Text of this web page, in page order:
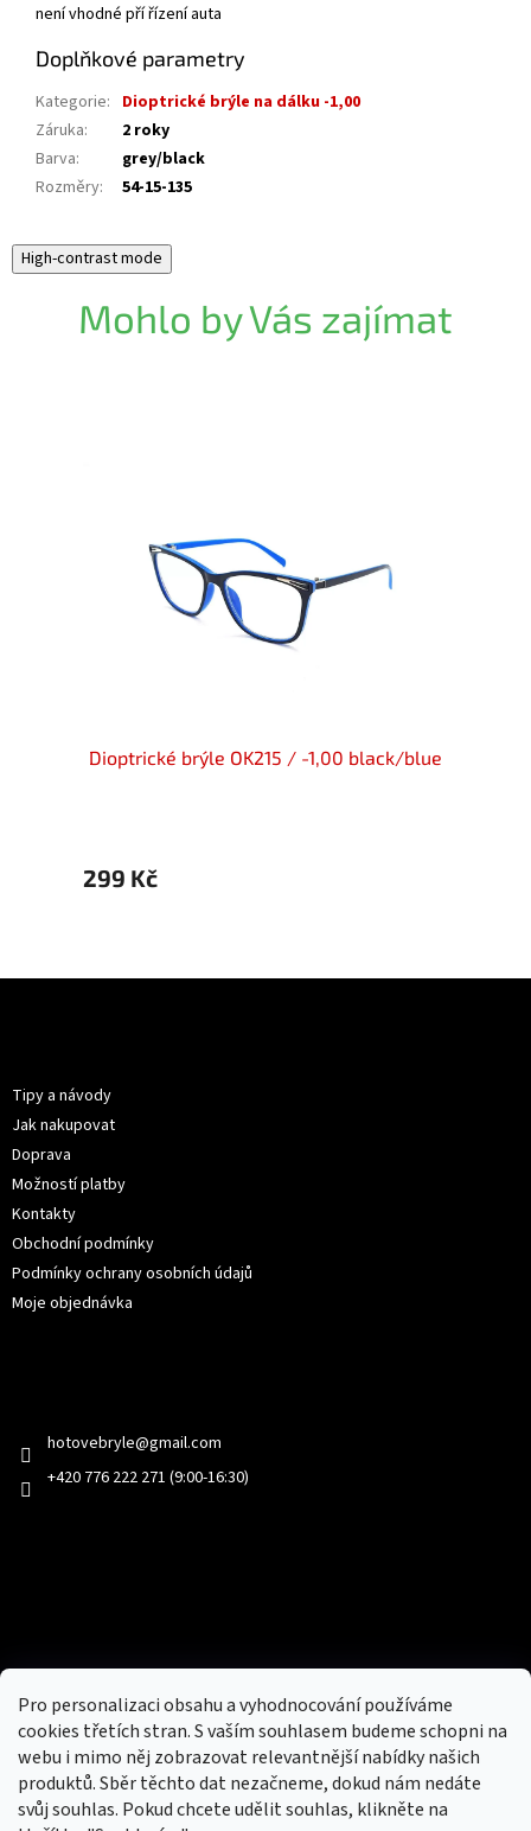
Pro personalizaci obsahu a vyhodnocování používáme
cookies třetích stran. S vaším souhlasem budeme schopni na
webu i mimo něj zobrazovat relevantnější nabídky našich
produktů. Sběr těchto dat nezačneme, dokud nám nedáte
svůj souhlas. Pokud chcete udělit souhlas, klikněte na
není vhodné pří řízení auta
Doplňkové parametry
Kategorie: Dioptrické brýle na dálku -1,00
Záruka:
2 roky
Barva:
grey/black
Rozměry: 54-15-135
High-contrast mode
Mohlo by Vás zajímat
Dioptrické brýle OK215 / -1,00 black/blue
299 Kč
Tipy a návody
Jak nakupovat
Doprava
Možností platby
Kontakty
Obchodní podmínky
Podmínky ochrany osobních údajů
Moje objednávka
hotovebryle@gmail.com
+420 776 222 271 (9:00-16:30)